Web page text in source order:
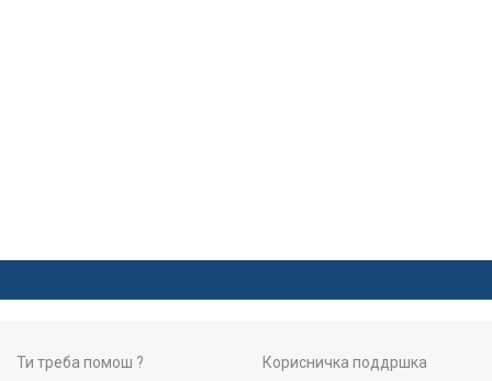
Ти треба помош ? Корисничка поддршка